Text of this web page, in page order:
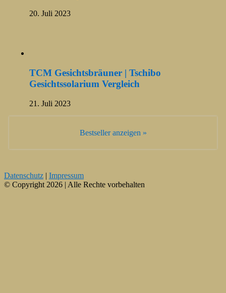
20. Juli 2023
TCM Gesichtsbräuner | Tschibo
Gesichtssolarium Vergleich
21. Juli 2023
Bestseller anzeigen »
Datenschutz | Impressum
© Copyright 2026 | Alle Rechte vorbehalten